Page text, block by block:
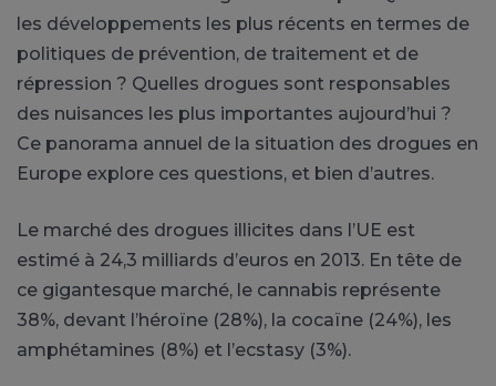
les développements les plus récents en termes de
politiques de prévention, de traitement et de
répression ? Quelles drogues sont responsables
des nuisances les plus importantes aujourd’hui ?
Ce panorama annuel de la situation des drogues en
Europe explore ces questions, et bien d’autres.
Le marché des drogues illicites dans l’UE est
estimé à 24,3 milliards d’euros en 2013. En tête de
ce gigantesque marché, le cannabis représente
38%, devant l’héroïne (28%), la cocaïne (24%), les
amphétamines (8%) et l’ecstasy (3%).